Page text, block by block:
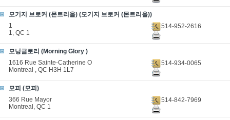
모기지 브로커 (몬트리올) (모기지 브로커 (몬트리올))
1
1, QC 1
514-952-2616
모닝글로리 (Morning Glory )
1616 Rue Sainte-Catherine O
Montreal , QC H3H 1L7
514-934-0065
모피 (모피)
366 Rue Mayor
Montreal, QC 1
514-842-7969